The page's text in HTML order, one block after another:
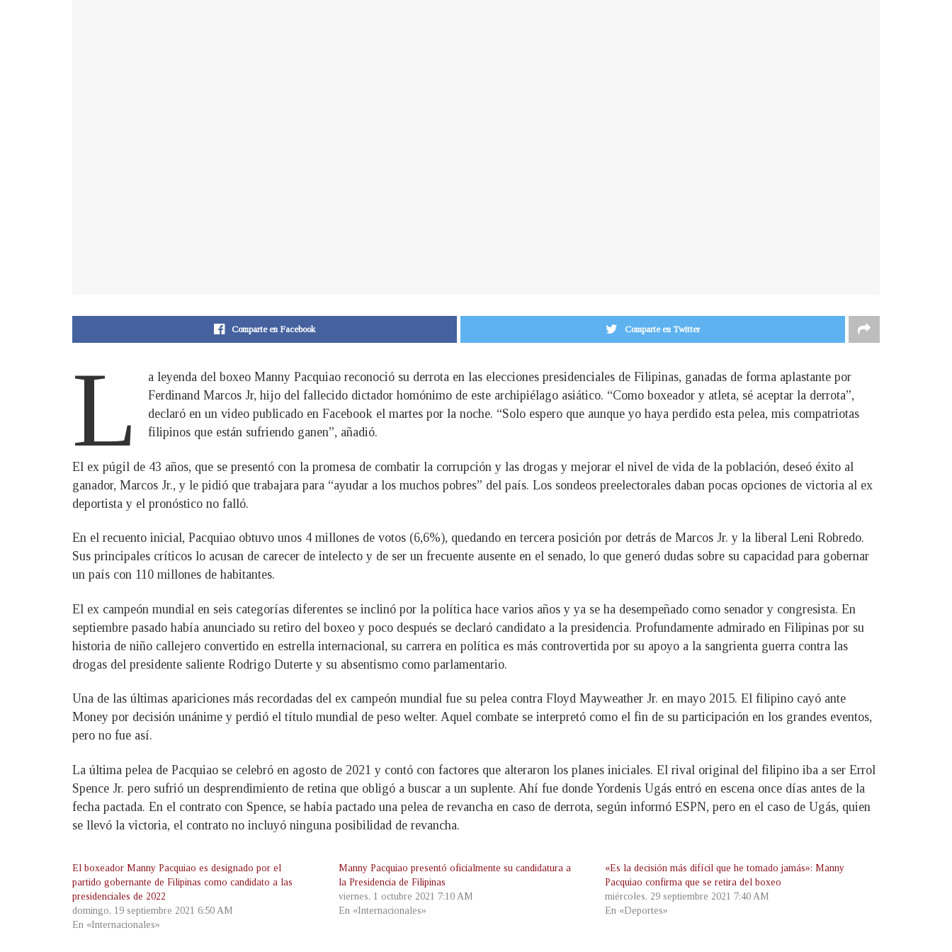
Comparte en Facebook Comparte en Twitter
L
a leyenda del boxeo Manny Pacquiao reconoció su derrota en las elecciones presidenciales de Filipinas, ganadas de forma aplastante por
Ferdinand Marcos Jr, hijo del fallecido dictador homónimo de este archipiélago asiático. “Como boxeador y atleta, sé aceptar la derrota”,
declaró en un video publicado en Facebook el martes por la noche. “Solo espero que aunque yo haya perdido esta pelea, mis compatriotas
filipinos que están sufriendo ganen”, añadió.
El ex púgil de 43 años, que se presentó con la promesa de combatir la corrupción y las drogas y mejorar el nivel de vida de la población, deseó éxito al
ganador, Marcos Jr., y le pidió que trabajara para “ayudar a los muchos pobres” del país. Los sondeos preelectorales daban pocas opciones de victoria al ex
deportista y el pronóstico no falló.
En el recuento inicial, Pacquiao obtuvo unos 4 millones de votos (6,6%), quedando en tercera posición por detrás de Marcos Jr. y la liberal Leni Robredo.
Sus principales críticos lo acusan de carecer de intelecto y de ser un frecuente ausente en el senado, lo que generó dudas sobre su capacidad para gobernar
un país con 110 millones de habitantes.
El ex campeón mundial en seis categorías diferentes se inclinó por la política hace varios años y ya se ha desempeñado como senador y congresista. En
septiembre pasado había anunciado su retiro del boxeo y poco después se declaró candidato a la presidencia. Profundamente admirado en Filipinas por su
historia de niño callejero convertido en estrella internacional, su carrera en política es más controvertida por su apoyo a la sangrienta guerra contra las
drogas del presidente saliente Rodrigo Duterte y su absentismo como parlamentario.
Una de las últimas apariciones más recordadas del ex campeón mundial fue su pelea contra Floyd Mayweather Jr. en mayo 2015. El filipino cayó ante
Money por decisión unánime y perdió el título mundial de peso welter. Aquel combate se interpretó como el fin de su participación en los grandes eventos,
pero no fue así.
La última pelea de Pacquiao se celebró en agosto de 2021 y contó con factores que alteraron los planes iniciales. El rival original del filipino iba a ser Errol
Spence Jr. pero sufrió un desprendimiento de retina que obligó a buscar a un suplente. Ahí fue donde Yordenis Ugás entró en escena once días antes de la
fecha pactada. En el contrato con Spence, se había pactado una pelea de revancha en caso de derrota, según informó ESPN, pero en el caso de Ugás, quien
se llevó la victoria, el contrato no incluyó ninguna posibilidad de revancha.
El boxeador Manny Pacquiao es designado por el
partido gobernante de Filipinas como candidato a las
presidenciales de 2022
domingo, 19 septiembre 2021 6:50 AM
En «Internacionales»
Manny Pacquiao presentó oficialmente su candidatura a
la Presidencia de Filipinas
viernes, 1 octubre 2021 7:10 AM
En «Internacionales»
«Es la decisión más difícil que he tomado jamás»: Manny
Pacquiao confirma que se retira del boxeo
miércoles, 29 septiembre 2021 7:40 AM
En «Deportes»